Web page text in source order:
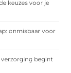
keuzes voor je
onmisbaar voor
begint